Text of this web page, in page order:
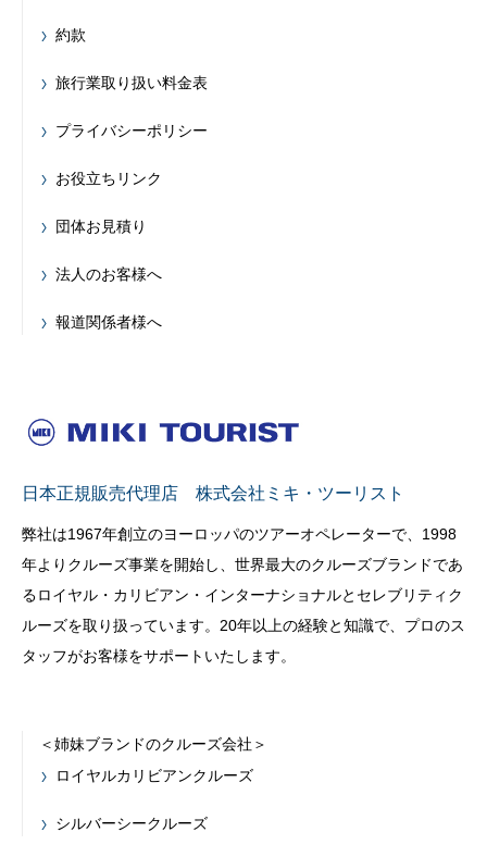
約款
旅行業取り扱い料金表
プライバシーポリシー
お役立ちリンク
団体お見積り
法人のお客様へ
報道関係者様へ
日本正規販売代理店 株式会社ミキ・ツーリスト
弊社は1967年創立のヨーロッパのツアーオペレーターで、1998
年よりクルーズ事業を開始し、世界最大のクルーズブランドであ
るロイヤル・カリビアン・インターナショナルとセレブリティク
ルーズを取り扱っています。20年以上の経験と知識で、プロのス
タッフがお客様をサポートいたします。
＜姉妹ブランドのクルーズ会社＞
ロイヤルカリビアンクルーズ
シルバーシークルーズ